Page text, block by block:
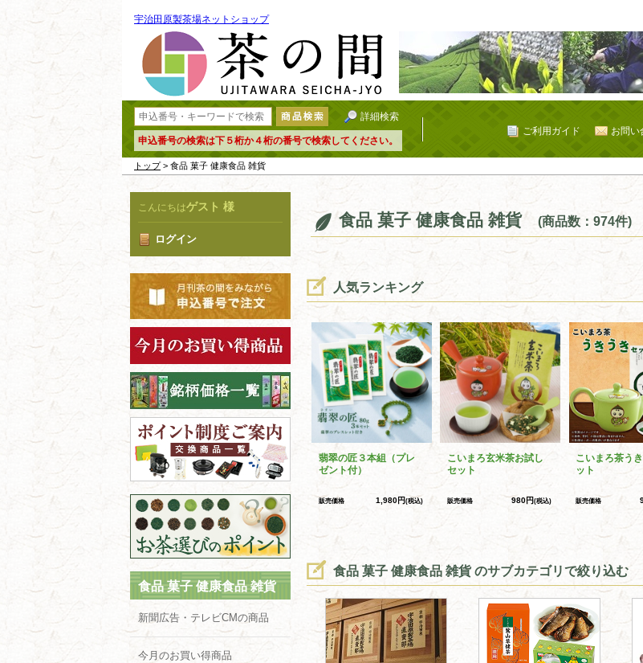
宇治田原製茶場ネットショップ
詳細検索
申込番号の検索は下５桁か４桁の番号で検索してください。
お問い
ご利用ガイド
トップ> 食品 菓子 健康食品 雑貨
こんにちはゲスト 様
ログイン
食品 菓子 健康食品 雑貨
新聞広告・テレビCMの商品
今月のお買い得商品
食品 菓子 健康食品 雑貨 (商品数：974件)
人気ランキング
翡翠の匠３本組（プレ
ゼント付）
販売価格 1,980円(税込)
こいまろ玄米茶お試し
セット
販売価格 980円(税込)
こいまろ茶う
ット
販売価格
食品 菓子 健康食品 雑貨 のサブカテゴリで絞り込む